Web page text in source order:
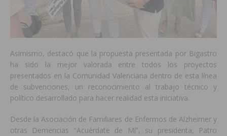
Asimismo, destacó que la propuesta presentada por Bigastro
ha sido la mejor valorada entre todos los proyectos
presentados en la Comunidad Valenciana dentro de esta línea
de subvenciones, un reconocimiento al trabajo técnico y
político desarrollado para hacer realidad esta iniciativa.
Desde la Asociación de Familiares de Enfermos de Alzheimer y
otras Demencias “Acuérdate de Mí”, su presidenta, Patro